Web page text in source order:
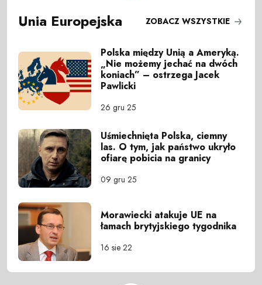
Unia Europejska ZOBACZ WSZYSTKIE
Polska między Unią a Ameryką.
„Nie możemy jechać na dwóch
koniach” – ostrzega Jacek
Pawlicki
26 gru 25
Uśmiechnięta Polska, ciemny
las. O tym, jak państwo ukryło
ofiarę pobicia na granicy
09 gru 25
Morawiecki atakuje UE na
łamach brytyjskiego tygodnika
16 sie 22